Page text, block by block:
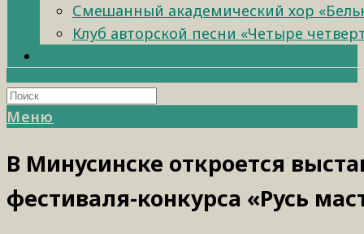
Смешанный академический хор
Клуб авторской песни «Четыре
Меню
В Минусинске откроется
фестиваля-конкурса «Русь